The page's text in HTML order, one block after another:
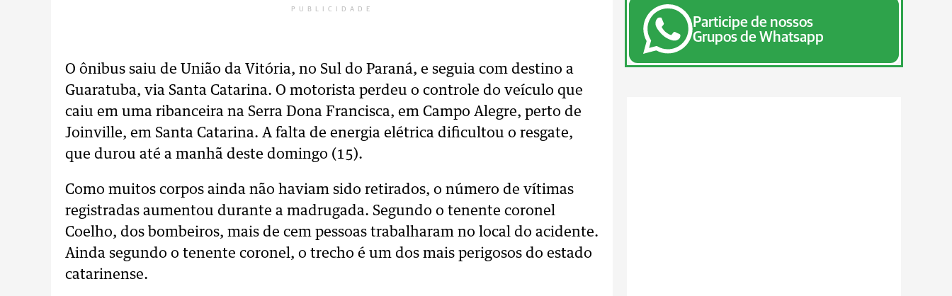
PUBLICIDADE
O ônibus saiu de União da Vitória, no Sul do Paraná, e seguia com destino a
Guaratuba, via Santa Catarina. O motorista perdeu o controle do veículo que
caiu em uma ribanceira na Serra Dona Francisca, em Campo Alegre, perto de
Joinville, em Santa Catarina. A falta de energia elétrica dificultou o resgate,
que durou até a manhã deste domingo (15).
Como muitos corpos ainda não haviam sido retirados, o número de vítimas
registradas aumentou durante a madrugada. Segundo o tenente coronel
Coelho, dos bombeiros, mais de cem pessoas trabalharam no local do acidente.
Ainda segundo o tenente coronel, o trecho é um dos mais perigosos do estado
catarinense.
Participe de nossos
Grupos de Whatsapp